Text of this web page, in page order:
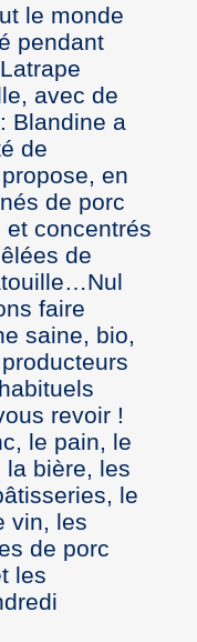
le monde
pendant
avec de
Blandine a
de
en
de porc
et concentrés
de
faire
saine, bio,
revoir !
le pain, le
la bière, les
le
vin, les
de porc
les